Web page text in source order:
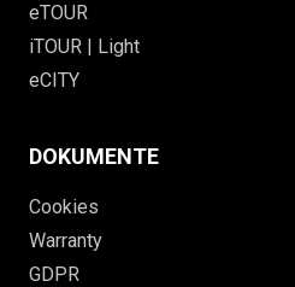
eTOUR
iTOUR | Light
eCITY
DOKUMENTE
Cookies
Warranty
GDPR